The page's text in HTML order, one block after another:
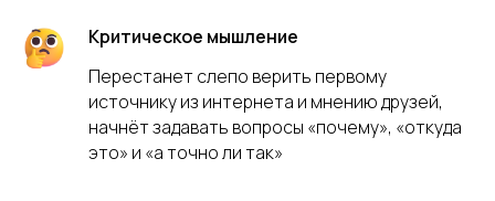
Критическое мышление
Перестанет слепо верить первому
источнику из интернета и мнению друзей,
начнёт задавать вопросы «почему», «откуда
это» и «а точно ли так»